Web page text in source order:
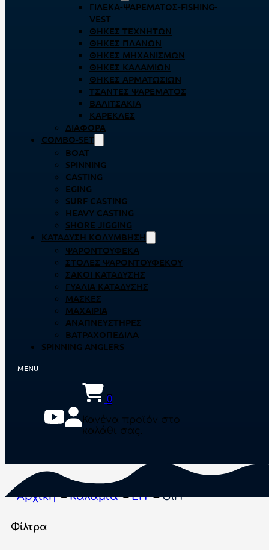
ΓΙΛΈΚΑ-ΨΑΡΈΜΑΤΟΣ-FISHING-
VEST
ΘΉΚΕΣ ΤΕΧΝΗΤΏΝ
ΘΉΚΕΣ ΠΛΆΝΩΝ
ΘΉΚΕΣ ΜΗΧΑΝΙΣΜΏΝ
ΘΉΚΕΣ ΚΑΛΑΜΙΏΝ
ΘΉΚΕΣ ΑΡΜΑΤΩΣΙΏΝ
ΤΣΆΝΤΕΣ ΨΑΡΈΜΑΤΟΣ
ΒΑΛΙΤΣΆΚΙΑ
ΚΑΡΈΚΛΕΣ
ΔΙΆΦΟΡΑ
COMBO-SET
BOAT
SPINNING
CASTING
EGING
SURF CASTING
HEAVY CASTING
SHORE JIGGING
ΚΑΤΆΔΥΣΗ ΚΟΛΎΜΒΗΣΗ
ΨΑΡΟΝΤΟΎΦΕΚΑ
ΣΤΟΛΈΣ ΨΑΡΟΝΤΟΎΦΕΚΟΥ
ΣΆΚΟΙ ΚΑΤΆΔΥΣΗΣ
ΓΥΑΛΙΆ ΚΑΤΆΔΥΣΗΣ
ΜΆΣΚΕΣ
ΜΑΧΑΊΡΙΑ
ΑΝΑΠΝΕΥΣΤΉΡΕΣ
ΒΑΤΡΑΧΟΠΈΔΙΛΑ
SPINNING ANGLERS
0
Κανένα προϊόν στο
καλάθι σας.
Αρχική Καλάμια Lrf Ulrf
Φίλτρα